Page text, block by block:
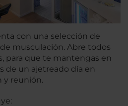
con una selección de
musculación. Abre todos
para que te mantengas en
de un ajetreado día en
y reunión.